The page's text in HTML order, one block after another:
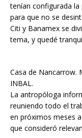
tenían configurada
para que no se
Citi y Banamex se
tema, y quedé
Casa de Nancarrow.
INBAL.
La antropóloga
reuniendo todo el
en próximos meses
que consideró